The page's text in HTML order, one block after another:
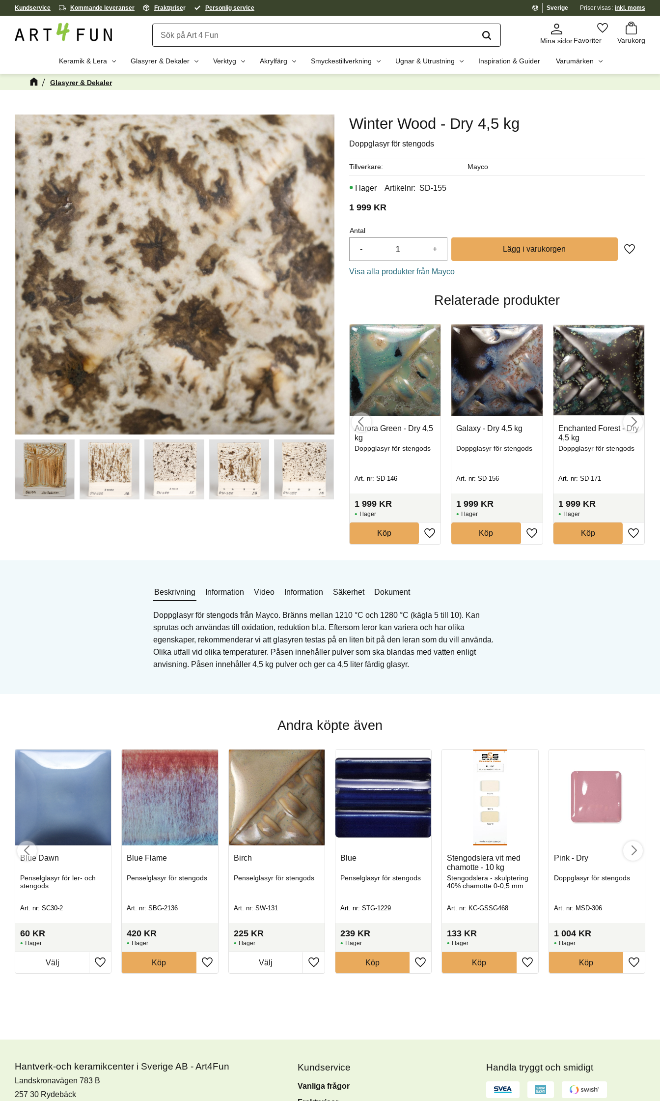
Kundservice Kommande leveranser Fraktpriser Personlig service Sverige Priser visas inkl. moms
Mina sidorFavoriter Varukorg
Favoriter
Kundvagn
Keramik & Lera Glasyrer & Dekaler Verktyg Akrylfärg Smyckestillverkning Ugnar & Utrustning Inspiration & Guider Varumärken
Glasyrer & Dekaler
Kanske någon av dessa produkter kan intressera dig?
Art. nr: R835-4
I lager
Winter Wood - Dry 4,5 kg
Doppglasyr för stengods
1 999KR
Antal
+
-
Lägg till
I lager Artikelnr SD-155
Tillverkare Mayco
Visa alla produkter från Mayco
Relaterade produkter
Purple Aster - Dry 4,5
kg
Doppglasyr för stengods
Art. nr: SD-199
Sandstone - Dry 4,5 kg
Doppglasyr för stengods
Art. nr: SD-176
Smoke - Dry 4,5 kg
Doppglasyr för stengods
Art. nr: SD-121
Aurora Green - Dry 4,5
kg
Doppglasyr för stengods
Art. nr: SD-146
1 999 KR
I lager
Köp
Galaxy - Dry 4,5 kg
Doppglasyr för stengods
Art. nr: SD-156
1 999 KR
I lager
Köp
Enchanted Forest - Dry
4,5 kg
Doppglasyr för stengods
Art. nr: SD-171
1 999 KR
I lager
Köp
Beskrivning Information Video Information Säkerhet Dokument
Doppglasyr för stengods från Mayco. Bränns mellan 1210 °C och 1280 °C (kägla 5 till 10). Kan
sprutas och användas till oxidation, reduktion bl.a. Eftersom leror kan variera och har olika
egenskaper, rekommenderar vi att glasyren testas på en liten bit på den leran som du vill använda.
Olika utfall vid olika temperaturer. Påsen innehåller pulver som ska blandas med vatten enligt
anvisning. Påsen innehåller 4,5 kg pulver och ger ca 4,5 liter färdig glasyr.
Andra köpte även
Blue Dawn
Penselglasyr för ler- och
stengods
Art. nr: SC30-2
60 KR
I lager
Blue Flame
Penselglasyr för stengods
Art. nr: SBG-2136
420 KR
I lager
Köp
Birch
Penselglasyr för stengods
Art. nr: SW-131
225 KR
I lager
Blue
Penselglasyr för stengods
Art. nr: STG-1229
239 KR
I lager
Köp
Stengodslera vit med
chamotte - 10 kg
Stengodslera - skulptering
40% chamotte 0-0,5 mm
Art. nr: KC-GSSG468
133 KR
I lager
Köp
Pink - Dry
Doppglasyr för stengods
Art. nr: MSD-306
1 004 KR
I lager
Köp
Hantverk-och keramikcenter i Sverige AB - Art4Fun
Landskronavägen 783 B
257 30 Rydebäck
Kundservice
Vanliga frågor
Handla tryggt och smidigt